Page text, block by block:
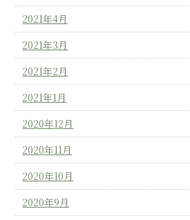
2021年4月
2021年3月
2021年2月
2021年1月
2020年12月
2020年11月
2020年10月
2020年9月